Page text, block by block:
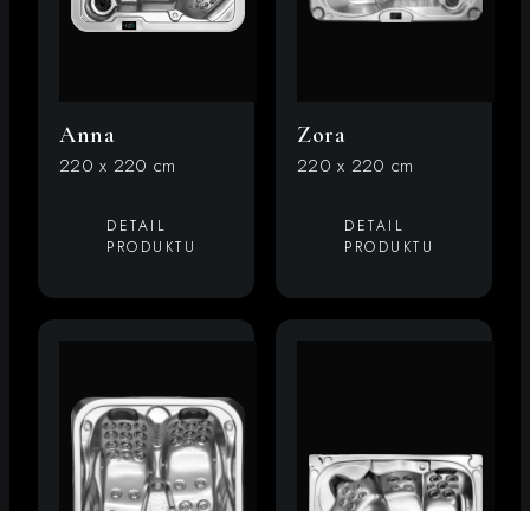
Anna
220 x 220 cm
DETAIL
PRODUKTU
Zora
220 x 220 cm
DETAIL
PRODUKTU